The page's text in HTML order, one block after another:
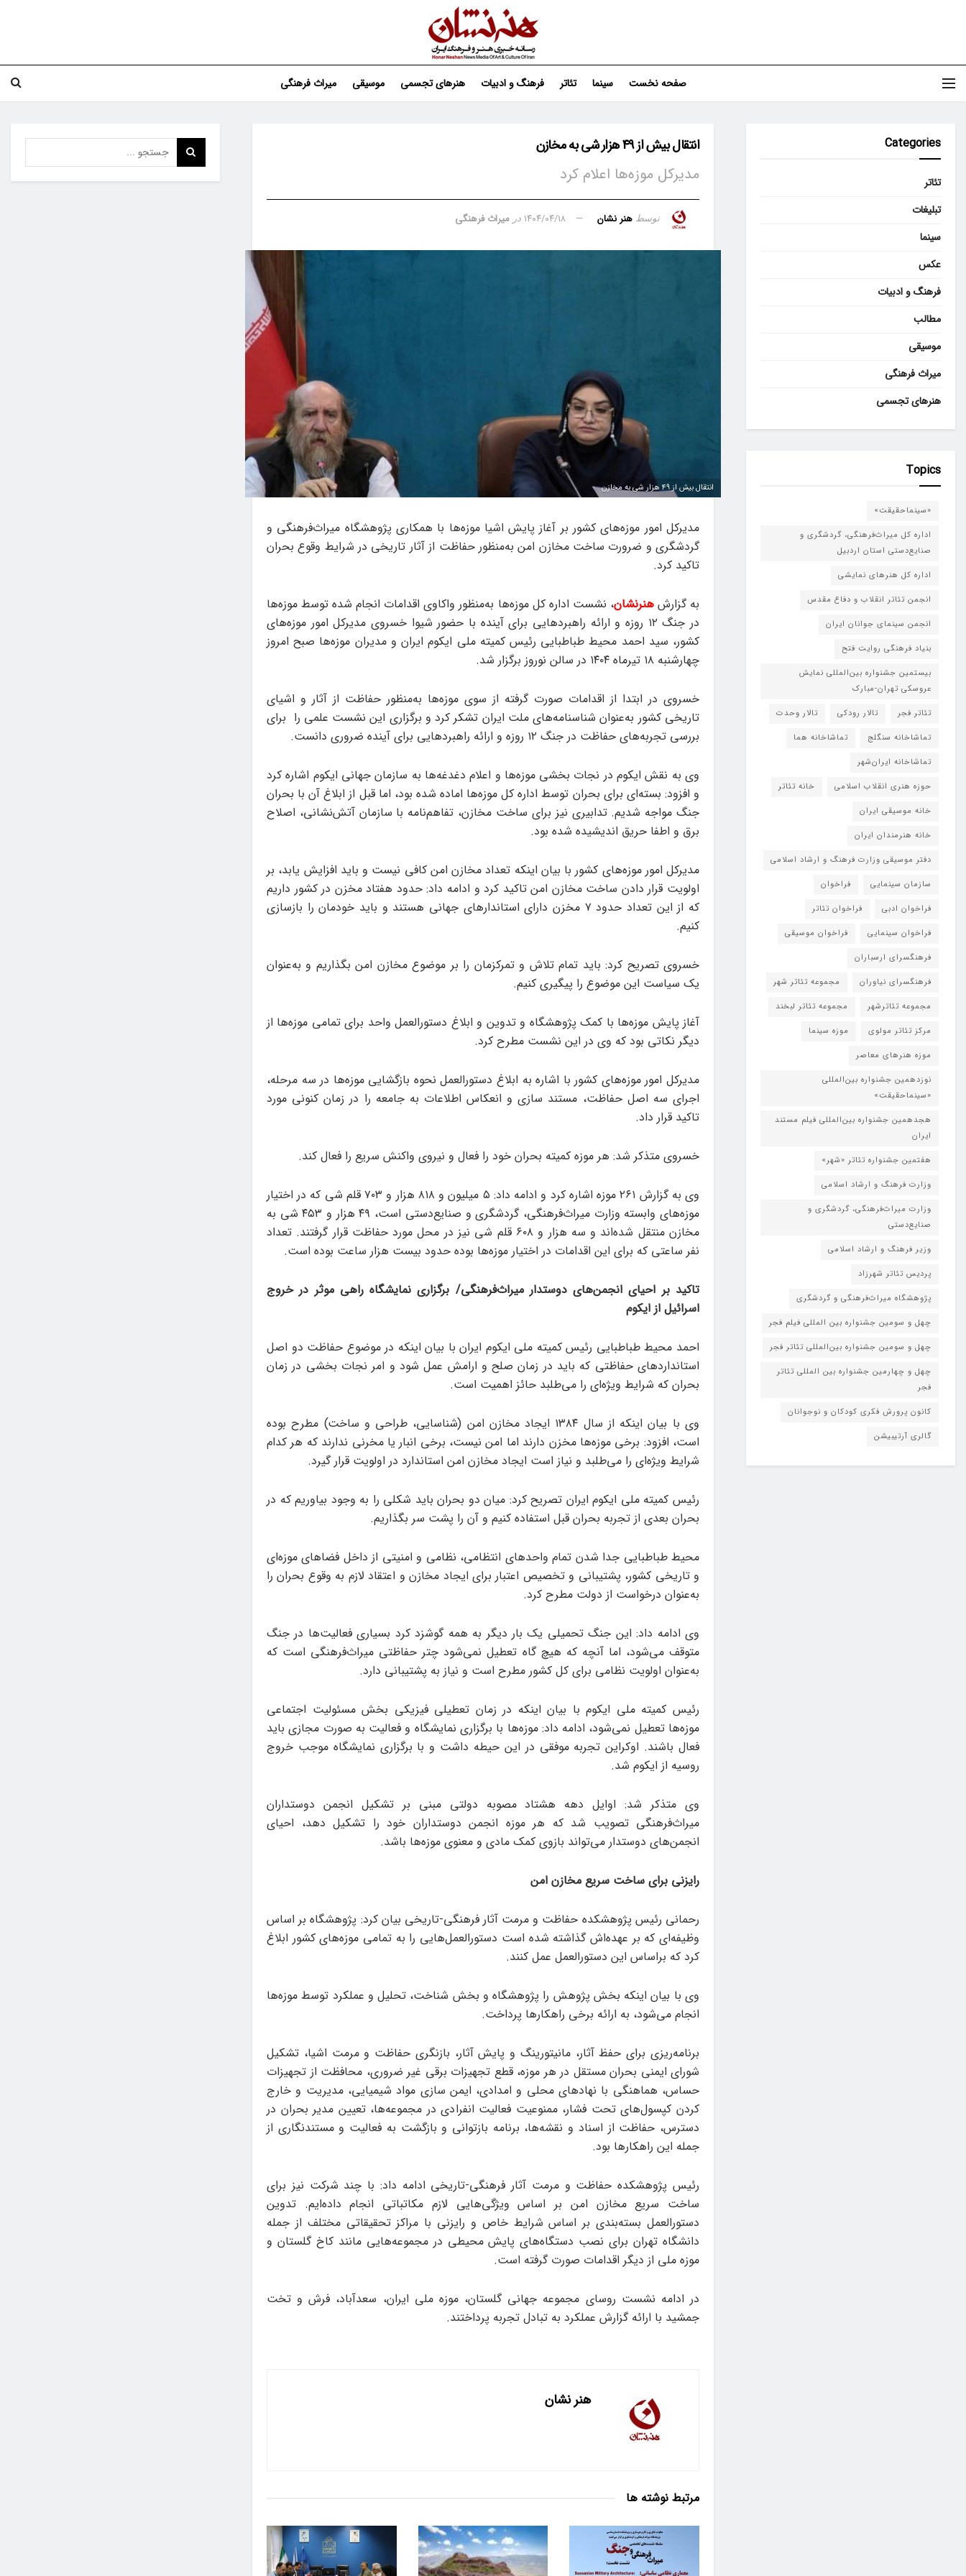
صفحه نخست سینما تئاتر فرهنگ و ادبیات هنرهای تجسمی موسیقی میراث فرهنگی
انتقال بیش از ۴۹ هزار شی به مخازن
مدیرکل موزه‌ها اعلام کرد
توسط هنر نشان ۱۴۰۴/۰۴/۱۸ در میراث فرهنگی
انتقال بیش از ۴۹ هزار شی به مخازن
مدیرکل امور موزه‌های کشور بر آغاز پایش اشیا موزه‌ها با همکاری پژوهشگاه میراث‌فرهنگی و
گردشگری و ضرورت ساخت مخازن امن به‌منظور حفاظت از آثار تاریخی در شرایط وقوع بحران
تاکید کرد.
به گزارشهنرنشان، نشست اداره کل موزه‌ها به‌منظور واکاوی اقدامات انجام شده توسط موزه‌ها
در جنگ ۱۲ روزه و ارائه راهبردهایی برای آینده با حضور شیوا خسروی مدیرکل امور موزه‌های
کشور، سید احمد محیط طباطبایی رئیس کمیته ملی ایکوم ایران و مدیران موزه‌ها صبح امروز
چهارشنبه ۱۸ تیرماه ۱۴۰۴ در سالن نوروز برگزار شد.
خسروی در ابتدا از اقدامات صورت گرفته از سوی موزه‌ها به‌منظور حفاظت از آثار و اشیای
تاریخی کشور به‌عنوان شناسنامه‌های ملت ایران تشکر کرد و برگزاری این نشست علمی را برای
بررسی تجربه‌های حفاظت در جنگ ۱۲ روزه و ارائه راهبردهایی برای آینده ضروری دانست.
وی به نقش ایکوم در نجات بخشی موزه‌ها و اعلام دغدغه‌ها به سازمان جهانی ایکوم اشاره کرد
و افزود: بسته‌ای برای بحران توسط اداره کل موزه‌ها اماده شده بود، اما قبل از ابلاغ آن با بحران
جنگ مواجه شدیم. تدابیری نیز برای ساخت مخازن، تفاهم‌نامه با سازمان آتش‌نشانی، اصلاح
برق و اطفا حریق اندیشیده شده بود.
مدیرکل امور موزه‌های کشور با بیان اینکه تعداد مخازن امن کافی نیست و باید افزایش یابد، بر
اولویت قرار دادن ساخت مخازن امن تاکید کرد و ادامه داد: حدود هفتاد مخزن در کشور داریم
که از این تعداد حدود ۷ مخزن دارای استاندارهای جهانی هستند و باید خودمان را بازسازی
کنیم.
خسروی تصریح کرد: باید تمام تلاش و تمرکزمان را بر موضوع مخازن امن بگذاریم و به‌عنوان
یک سیاست این موضوع را پیگیری کنیم.
آغاز پایش موزه‌ها با کمک پژوهشگاه و تدوین و ابلاغ دستورالعمل واحد برای تمامی موزه‌ها از
دیگر نکاتی بود که وی در این نشست مطرح کرد.
مدیرکل امور موزه‌های کشور با اشاره به ابلاغ دستورالعمل نحوه بازگشایی موزه‌ها در سه مرحله،
اجرای سه اصل حفاظت، مستند سازی و انعکاس اطلاعات به جامعه را در زمان کنونی مورد
تاکید قرار داد.
خسروی متذکر شد: هر موزه کمیته بحران خود را فعال و نیروی واکنش سریع را فعال کند.
وی به گزارش ۲۶۱ موزه اشاره کرد و ادامه داد: ۵ میلیون و ۸۱۸ هزار و ۷۰۳ قلم شی که در اختیار
موزه‌های وابسته وزارت میراث‌فرهنگی، گردشگری و صنایع‌دستی است، ۴۹ هزار و ۴۵۳ شی به
مخازن منتقل شده‌اند و سه هزار و ۶۰۸ قلم شی نیز در محل مورد حفاظت قرار گرفتند. تعداد
نفر ساعتی که برای این اقدامات در اختیار موزه‌ها بوده حدود بیست هزار ساعت بوده است.
تاکید بر احیای انجمن‌های دوستدار میراث‌فرهنگی/ برگزاری نمایشگاه راهی موثر در خروج
اسرائیل از ایکوم
احمد محیط طباطبایی رئیس کمیته ملی ایکوم ایران با بیان اینکه در موضوع حفاظت دو اصل
استانداردهای حفاظتی که باید در زمان صلح و ارامش عمل شود و امر نجات بخشی در زمان
بحران که شرایط ویژه‌ای را می‌طلبد حائز اهمیت است.
وی با بیان اینکه از سال ۱۳۸۴ ایجاد مخازن امن (شناسایی، طراحی و ساخت) مطرح بوده
است، افزود: برخی موزه‌ها مخزن دارند اما امن نیست، برخی انبار یا مخرنی ندارند که هر کدام
شرایط ویژه‌ای را می‌طلبد و نیاز است ایجاد مخازن امن استاندارد در اولویت قرار گیرد.
رئیس کمیته ملی ایکوم ایران تصریح کرد: میان دو بحران باید شکلی را به وجود بیاوریم که در
بحران بعدی از تجربه بحران قبل استفاده کنیم و آن را پشت سر بگذاریم.
محیط طباطبایی جدا شدن تمام واحدهای انتظامی، نظامی و امنیتی از داخل فضاهای موزه‌ای
و تاریخی کشور، پشتیبانی و تخصیص اعتبار برای ایجاد مخازن و اعتقاد لازم به وقوع بحران را
به‌عنوان درخواست از دولت مطرح کرد.
وی ادامه داد: این جنگ تحمیلی یک بار دیگر به همه گوشزد کرد بسیاری فعالیت‌ها در جنگ
متوقف می‌شود، اما آنچه که هیچ گاه تعطیل نمی‌شود چتر حفاظتی میراث‌فرهنگی است که
به‌عنوان اولویت نظامی برای کل کشور مطرح است و نیاز به پشتیبانی دارد.
رئیس کمیته ملی ایکوم با بیان اینکه در زمان تعطیلی فیزیکی بخش مسئولیت اجتماعی
موزه‌ها تعطیل نمی‌شود، ادامه داد: موزه‌ها با برگزاری نمایشگاه و فعالیت به صورت مجازی باید
فعال باشند. اوکراین تجربه موفقی در این حیطه داشت و با برگزاری نمایشگاه موجب خروج
روسیه از ایکوم شد.
وی متذکر شد: اوایل دهه هشتاد مصوبه دولتی مبنی بر تشکیل انجمن دوستداران
میراث‌فرهنگی تصویب شد که هر موزه انجمن دوستداران خود را تشکیل دهد، احیای
انجمن‌های دوستدار می‌تواند بازوی کمک مادی و معنوی موزه‌ها باشد.
رایزنی برای ساخت سریع مخازن امن
رحمانی رئیس پژوهشکده حفاظت و مرمت آثار فرهنگی-تاریخی بیان کرد: پژوهشگاه بر اساس
وظیفه‌ای که بر عهده‌اش گذاشته شده است دستورالعمل‌هایی را به تمامی موزه‌های کشور ابلاغ
کرد که براساس این دستورالعمل عمل کنند.
وی با بیان اینکه بخش پژوهش را پژوهشگاه و بخش شناخت، تحلیل و عملکرد توسط موزه‌ها
انجام می‌شود، به ارائه برخی راهکارها پرداخت.
برنامه‌ریزی برای حفظ آثار، مانیتورینگ و پایش آثار، بازنگری حفاظت و مرمت اشیا، تشکیل
شورای ایمنی بحران مستقل در هر موزه، قطع تجهیزات برقی غیر ضروری، محافظت از تجهیزات
حساس، هماهنگی با نهادهای محلی و امدادی، ایمن سازی مواد شیمیایی، مدیریت و خارج
کردن کپسول‌های تحت فشار، ممنوعیت فعالیت انفرادی در مجموعه‌ها، تعیین مدیر بحران در
دسترس، حفاظت از اسناد و نقشه‌ها، برنامه بازتوانی و بازگشت به فعالیت و مستندنگاری از
جمله این راهکارها بود.
رئیس پژوهشکده حفاظت و مرمت آثار فرهنگی-تاریخی ادامه داد: با چند شرکت نیز برای
ساخت سریع مخازن امن بر اساس ویژگی‌هایی لازم مکاتباتی انجام داده‌ایم. تدوین
دستورالعمل بسته‌بندی بر اساس شرایط خاص و رایزنی با مراکز تحقیقاتی مختلف از جمله
دانشگاه تهران برای نصب دستگاه‌های پایش محیطی در مجموعه‌هایی مانند کاخ گلستان و
موزه ملی از دیگر اقدامات صورت گرفته است.
در ادامه نشست روسای مجموعه جهانی گلستان، موزه ملی ایران، سعدآباد، فرش و تخت
جمشید با ارائه گزارش عملکرد به تبادل تجربه پرداختند.
هنر نشان
مرتبط نوشته ها
Categories
تئاتر
تبلیغات
سینما
عکس
فرهنگ و ادبیات
مطالب
موسیقی
میراث فرهنگی
هنرهای تجسمی
Topics
«سینماحقیقت»
اداره کل میراث‌فرهنگی، گردشگری و
صنایع‌دستی استان اردبیل
اداره کل هنرهای نمایشی
انجمن تئاتر انقلاب و دفاع مقدس
انجمن سینمای جوانان ایران
بنیاد فرهنگی روایت فتح
بیستمین جشنواره بین‌المللی نمایش
عروسکی تهران-مبارک
تئاتر فجر
تالار رودکی
تالار وحدت
تماشاخانه سنگلج
تماشاخانه هما
تماشاخانه‌ ایران‌شهر
حوزه هنری انقلاب اسلامی
خانه تئاتر
خانه موسیقی ایران
خانه هنرمندان ایران
دفتر موسیقی وزارت فرهنگ و ارشاد اسلامی
سازمان سینمایی
فراخوان
فراخوان ادبی
فراخوان تئاتر
فراخوان سینمایی
فراخوان موسیقی
فرهنگسرای ارسباران
فرهنگسرای نیاوران
مجموعه تئاتر شهر
مجموعه تئاترشهر
مجموعه تئاتر لبخند
مرکز تئاتر مولوی
موزه سینما
موزه هنرهای معاصر
نوزدهمین جشنواره بین‌المللی
«سینماحقیقت»
هجدهمین جشنواره بین‌المللی فیلم مستند
ایران
هفتمین جشنواره تئاتر «شهر»
وزارت فرهنگ و ارشاد اسلامی
وزارت میراث‌فرهنگی، گردشگری و
صنایع‌دستی
وزیر فرهنگ و ارشاد اسلامی
پردیس تئاتر شهرزاد
پژوهشگاه میراث‌فرهنگی و گردشگری
چهل و سومین جشنواره بین المللی فیلم فجر
چهل و سومین جشنواره بین‌المللی تئاتر فجر
چهل و چهارمین جشنواره بین المللی تئاتر
فجر
کانون پرورش فکری کودکان و نوجوانان
گالری آرتیبیشن